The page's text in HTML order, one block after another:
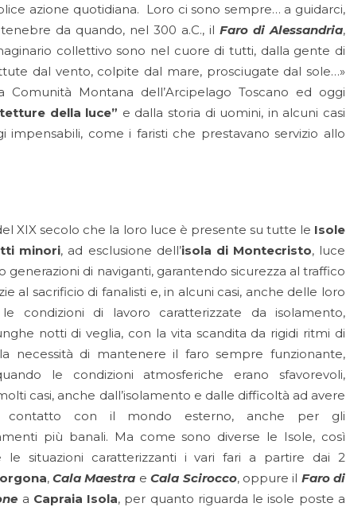
azione quotidiana. Loro ci sono sempre… a guidarci,
da quando, nel 300 a.C., ilFaro di Alessandria,
collettivo sono nel cuore di tutti, dalla gente di
dal vento, colpite dal mare, prosciugate dal sole…»
Comunità Montana dell’Arcipelago Toscano ed oggi
della luce” e dalla storia di uomini, in alcuni casi
come i faristi che prestavano servizio allo
XIX secolo che la loro luce è presente su tutte le Isole
minori, ad esclusione dell’isola di Montecristo, luce
generazioni di naviganti, garantendo sicurezza al traffico
al sacrificio di fanalisti e, in alcuni casi, anche delle loro
condizioni di lavoro caratterizzate da isolamento,
notti di veglia, con la vita scandita da rigidi ritmi di
necessità di mantenere il faro sempre funzionante,
le condizioni atmosferiche erano sfavorevoli,
casi, anche dall’isolamento e dalle difficoltà ad avere
contatto con il mondo esterno, anche per gli
più banali. Ma come sono diverse le Isole, così
le situazioni caratterizzanti i vari fari a partire dai 2
,Cala Maestra eCala Scirocco, oppure il Faro di
a Capraia Isola, per quanto riguarda le isole poste a